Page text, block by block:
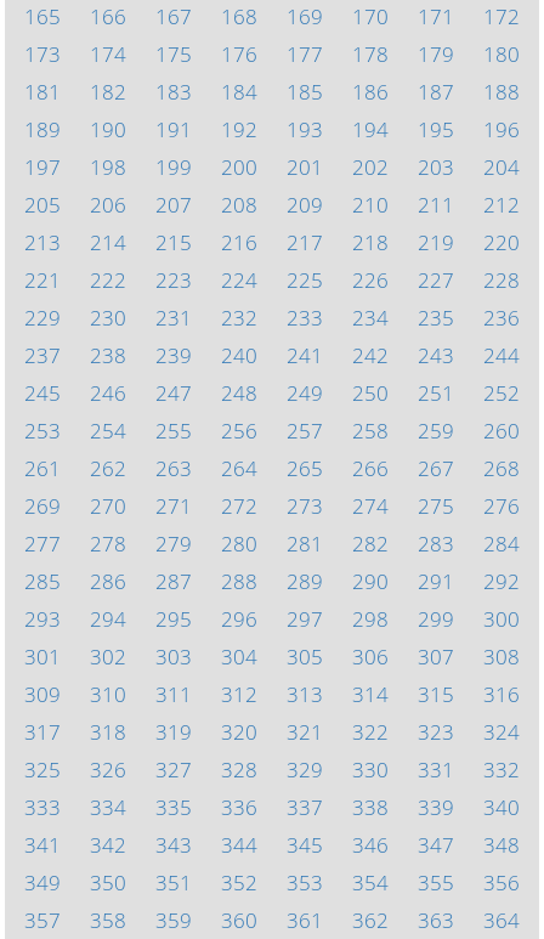
165
166 167 168 169 170 171
172
173
174 175 176 177 178 179
180
181
182 183 184 185 186 187
188
189
190 191 192 193 194 195
196
197
198 199 200 201 202 203
204
205
206 207 208 209 210 211
212
213
214 215 216 217 218 219
220
221
222 223 224 225 226 227
228
229
230 231 232 233 234 235
236
237
238 239 240 241 242 243
244
245
246 247 248 249 250 251
252
253
254 255 256 257 258 259
260
261
262 263 264 265 266 267
268
269
270 271 272 273 274 275
276
277
278 279 280 281 282 283
284
285
286 287 288 289 290 291
292
293
294 295 296 297 298 299
300
301
302 303 304 305 306 307
308
309
310 311 312 313 314 315
316
317
318 319 320 321 322 323
324
325
326 327 328 329 330 331
332
333
334 335 336 337 338 339
340
341
342 343 344 345 346 347
348
349
350 351 352 353 354 355
356
357
358 359 360 361 362 363 364